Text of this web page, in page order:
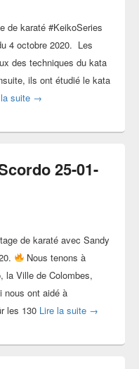
de karaté #KeikoSeries
4 octobre 2020. Les
des techniques du kata
ils ont étudié le kata
suite Photos stage
→
25-01-
de karaté avec Sandy
Nous tenons à
la Ville de Colombes,
nous ont aidé à
les 130 Lire la suite Photos
→